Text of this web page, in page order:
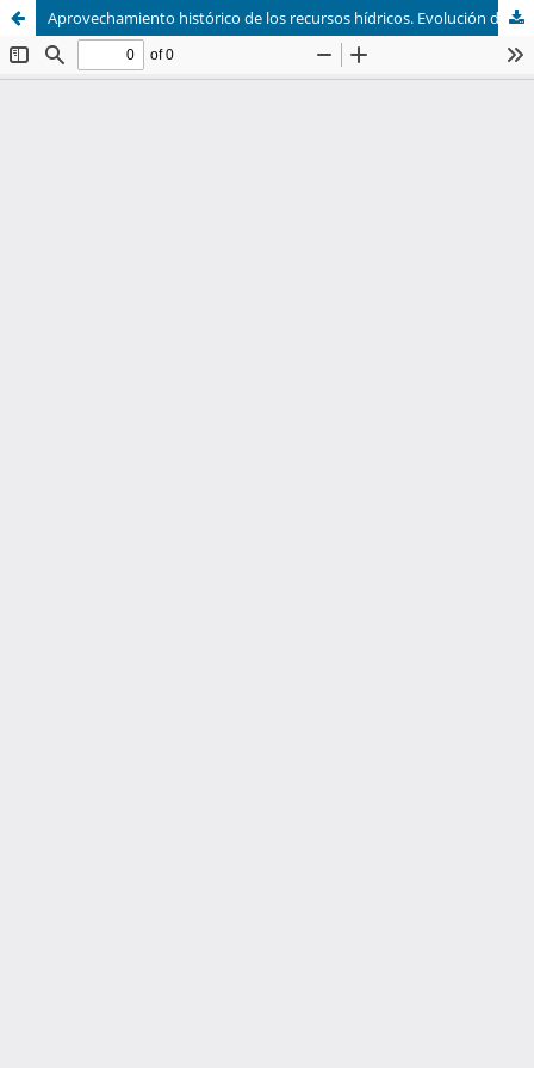
Aprovechamiento histórico de los recursos hídricos. Evolución de obras hidráulicas en el estado de Zacatecas